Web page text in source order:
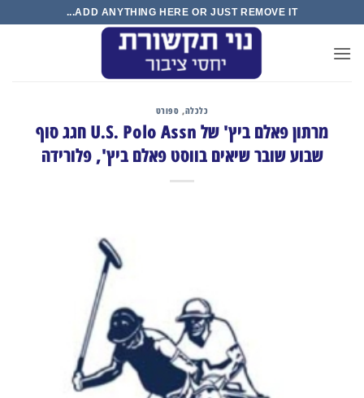
content
ADD ANYTHING HERE OR JUST REMOVE IT...
כלכלה, ספורט
מרתון פאלם ביץ' של U.S. Polo Assn חגג סוף
שבוע שובר שיאים בווסט פאלם ביץ', פלורידה